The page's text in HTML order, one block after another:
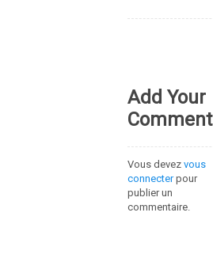
Add Your
Comment
Vous devez vous
connecterpour
publier un
commentaire.